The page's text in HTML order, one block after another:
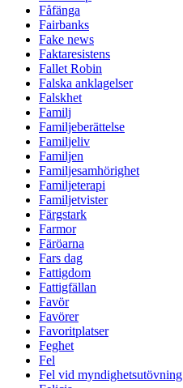
Fåfänga
Fairbanks
Fake news
Faktaresistens
Fallet Robin
Falska anklagelser
Falskhet
Familj
Familjeberättelse
Familjeliv
Familjen
Familjesamhörighet
Familjeterapi
Familjetvister
Färgstark
Farmor
Färöarna
Fars dag
Fattigdom
Fattigfällan
Favör
Favörer
Favoritplatser
Feghet
Fel
Fel vid myndighetsutövning